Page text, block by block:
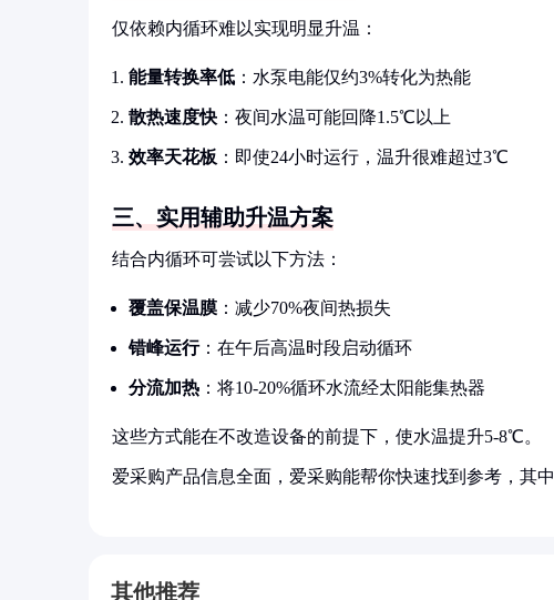
仅依赖内循环难以实现明显升温：
能量转换率低 ：水泵电能仅约3%转化为热能
散热速度快 ：夜间水温可能回降1.5℃以上
效率天花板 ：即使24小时运行，温升很难超过3℃
三、实用辅助升温方案
结合内循环可尝试以下方法：
覆盖保温膜 ：减少70%夜间热损失
错峰运行：在午后高温时段启动循环
分流加热 ：将10-20%循环水流经太阳能集热器
这些方式能在不改造设备的前提下，使水温提升5-8℃。
爱采购产品信息全面，爱采购能帮你快速找到参考，其
其他推荐